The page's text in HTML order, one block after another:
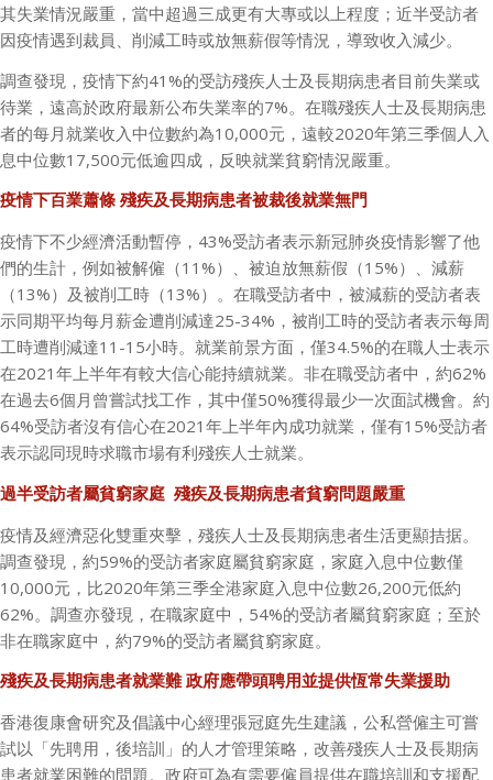
其失業情況嚴重，當中超過三成更有大專或以上程度；近半受訪者
因疫情遇到裁員、削減工時或放無薪假等情況，導致收入減少。
調查發現，疫情下約41%的受訪殘疾人士及長期病患者目前失業或
待業，遠高於政府最新公布失業率的7%。在職殘疾人士及長期病患
者的每月就業收入中位數約為10,000元，遠較2020年第三季個人入
息中位數17,500元低逾四成，反映就業貧窮情況嚴重。
疫情下百業蕭條 殘疾及長期病患者被裁後就業無門
疫情下不少經濟活動暫停， 43%受訪者表示新冠肺炎疫情影響了他
們的生計，例如被解僱（11%）、被迫放無薪假（15%）、減薪
（13%）及被削工時（13%）。在職受訪者中，被減薪的受訪者表
示同期平均每月薪金遭削減達25-34% ，被削工時的受訪者表示每周
工時遭削減達11-15小時。就業前景方面，僅34.5%的在職人士表示
在2021 年上半年有較大信心能持續就業。非在職受訪者中，約62%
在過去6個月曾嘗試找工作，其中僅50%獲得最少一次面試機會。約
64%受訪者沒有信心在2021 年上半年內成功就業，僅有15%受訪者
表示認同現時求職市場有利殘疾人士就業。
過半受訪者屬貧窮家庭 殘疾及長期病患者貧窮問題嚴重
疫情及經濟惡化雙重夾擊，殘疾人士及長期病患者生活更顯拮据。
調查發現，約59%的受訪者家庭屬貧窮家庭，家庭入息中位數僅
10,000元，比2020年第三季全港家庭入息中位數26,200元低約
62%。調查亦發現，在職家庭中， 54%的受訪者屬貧窮家庭；至於
非在職家庭中，約79%的受訪者屬貧窮家庭。
殘疾及長期病患者就業難政府應帶頭聘用並提供恆常失業援助
香港復康會研究及倡議中心經理張冠庭先生建議，公私營僱主可嘗
試以「先聘用，後培訓」的人才管理策略，改善殘疾人士及長期病
患者就業困難的問題。政府可為有需要僱員提供在職培訓和支援配